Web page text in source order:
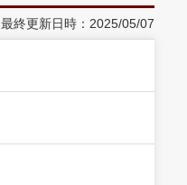
最終更新日時：2025/05/07